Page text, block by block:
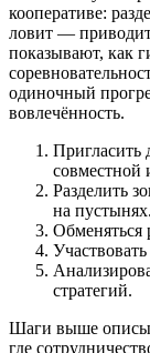
кооперативе:
ловит —
показывают, как
одиночный
вовлечённость.
Пригласить
совместной
Разделить
на пустынях.
Обменяться
стратегий.
Шаги выше
где